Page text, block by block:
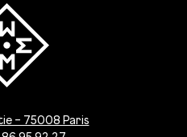
– 75008 Paris